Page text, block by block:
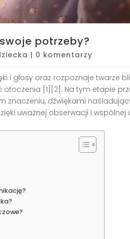
potrzeby?
| 0 komentarzy
i głosy oraz rozpoznaje twarze
[1][2]. Na tym etapie
znaczeniu, dźwiękami
uważnej obserwacji i wspólnej